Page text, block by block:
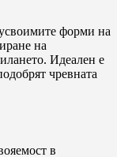
форми на
на
Идеален е
чревната
в